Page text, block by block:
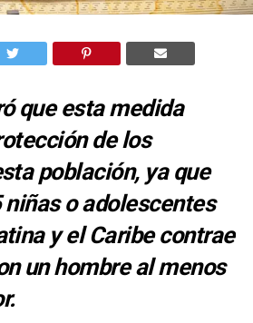
que esta medida
de los
población, ya que
niñas o adolescentes
y el Caribe contrae
un hombre al menos